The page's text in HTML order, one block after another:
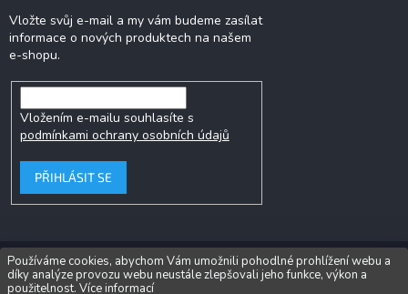
Používáme cookies, abychom Vám umožnili pohodlné prohlížení webu a
díky analýze provozu webu neustále zlepšovali jeho funkce, výkon a
použitelnost. Více informací
Vložte svůj e-mail a my vám budeme zasílat
informace o nových produktech na našem
e-shopu.
Vložením e-mailu souhlasíte s
podmínkami ochrany osobních údajů
PŘIHLÁSIT SE
Copyright 2026Popkornovač.cz®. Všechna práva vyhrazena.Upravit